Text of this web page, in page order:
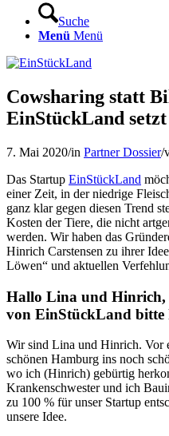
Suche
Menü Menü
Cowsharing statt
EinStückLand
7. Mai 2020/in Partner Dossier/
Das Startup EinStückLand
einer Zeit, in der niedrige
ganz klar gegen diesen Trend
Kosten der Tiere, die nicht
werden. Wir haben das
Hinrich Carstensen zu ihrer
Löwen“ und aktuellen
Hallo Lina und Hinrich,
von EinStückLand bitte
Wir sind Lina und Hinrich. Vor
schönen Hamburg ins noch
wo ich (Hinrich) gebürtig
Krankenschwester und ich
zu 100 % für unser Startup
unsere Idee.